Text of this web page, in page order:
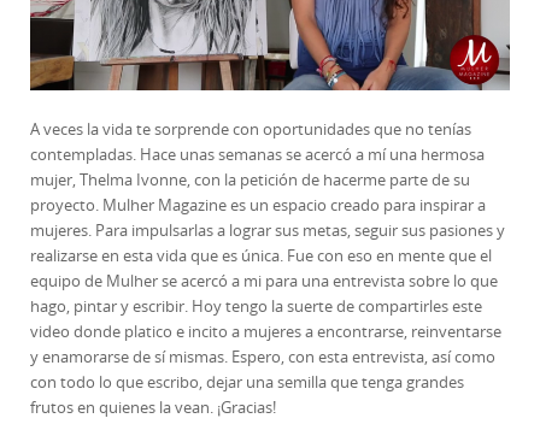
A veces la vida te sorprende con oportunidades que no tenías
contempladas. Hace unas semanas se acercó a mí una hermosa
mujer, Thelma Ivonne, con la petición de hacerme parte de su
proyecto. Mulher Magazine es un espacio creado para inspirar a
mujeres. Para impulsarlas a lograr sus metas, seguir sus pasiones y
realizarse en esta vida que es única. Fue con eso en mente que el
equipo de Mulher se acercó a mi para una entrevista sobre lo que
hago, pintar y escribir. Hoy tengo la suerte de compartirles este
video donde platico e incito a mujeres a encontrarse, reinventarse
y enamorarse de sí mismas. Espero, con esta entrevista, así como
con todo lo que escribo, dejar una semilla que tenga grandes
frutos en quienes la vean. ¡Gracias!